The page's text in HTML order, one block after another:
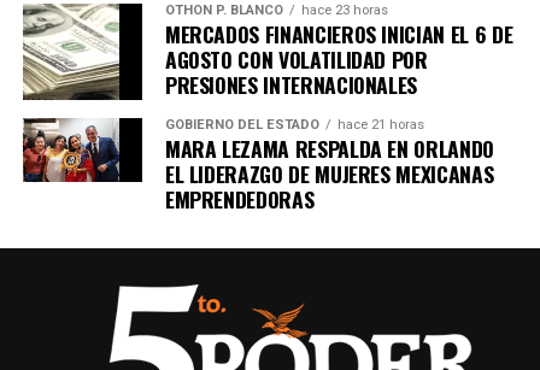
Unirme al canal de WhatsApp
OTHON P. BLANCO hace 23 horas
MERCADOS FINANCIEROS INICIAN EL 6 DE
AGOSTO CON VOLATILIDAD POR
PRESIONES INTERNACIONALES
GOBIERNO DEL ESTADO hace 21 horas
MARA LEZAMA RESPALDA EN ORLANDO
EL LIDERAZGO DE MUJERES MEXICANAS
EMPRENDEDORAS